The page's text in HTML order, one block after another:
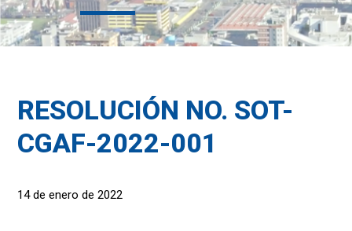
RESOLUCIÓN NO. SOT-
CGAF-2022-001
14 de enero de 2022